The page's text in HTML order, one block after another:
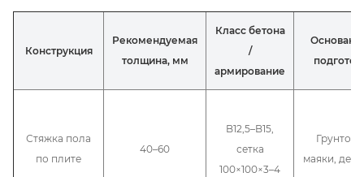
Конструкция
Рекомендуемая
толщина, мм
Класс бетона
/
армирование
Стяжка пола
по плите
40–60
B12,5–B15,
сетка
100×100×3–4
маяки,